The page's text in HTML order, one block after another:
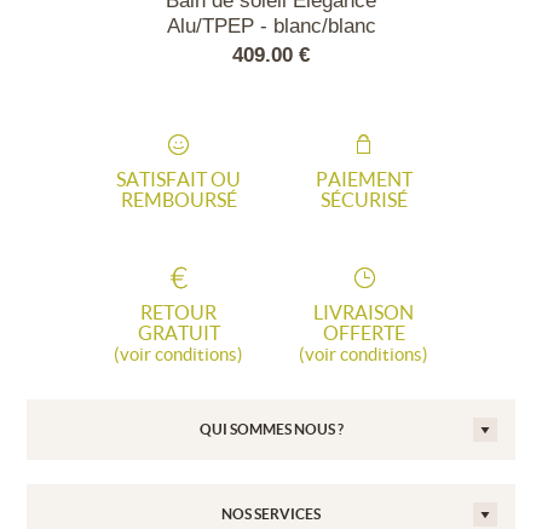
Alu/TPEP - blanc/blanc
409.00 €
SATISFAIT OU
REMBOURSÉ
PAIEMENT
SÉCURISÉ
RETOUR
GRATUIT
(voir conditions)
LIVRAISON
OFFERTE
(voir conditions)
QUI SOMMES NOUS ?
NOS SERVICES